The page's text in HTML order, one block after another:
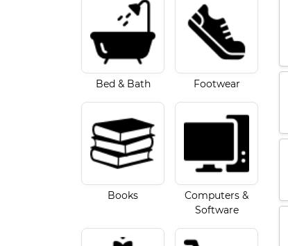
Bed & Bath Footwear
Books
Computers &
Software